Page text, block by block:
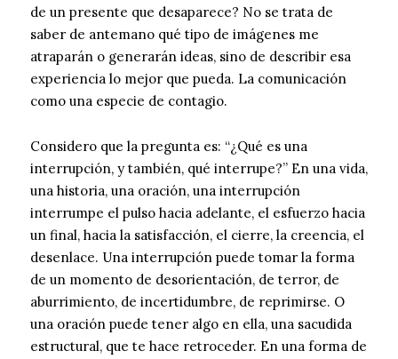
de un presente que desaparece? No se trata de
saber de antemano qué tipo de imágenes me
atraparán o generarán ideas, sino de describir esa
experiencia lo mejor que pueda. La comunicación
como una especie de contagio.
Considero que la pregunta es: “¿Qué es una
interrupción, y también, qué interrupe?” En una vida,
una historia, una oración, una interrupción
interrumpe el pulso hacia adelante, el esfuerzo hacia
un final, hacia la satisfacción, el cierre, la creencia, el
desenlace. Una interrupción puede tomar la forma
de un momento de desorientación, de terror, de
aburrimiento, de incertidumbre, de reprimirse. O
una oración puede tener algo en ella, una sacudida
estructural, que te hace retroceder. En una forma de